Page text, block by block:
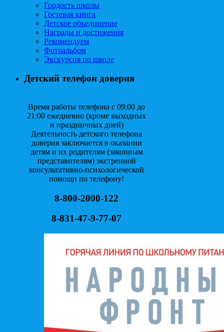
Гордость школы
Гостевая книга
Детское объединение
Награды и достижения
Рекомендуем
Фотоальбом
Экскурсия по школе
Детский телефон доверия
Время работы телефона с 09:00 до
21:00 ежедневно (кроме выходных
и праздничных дней)
Деятельность детского телефона
доверия заключается в оказании
детям и их родителям (законным
представителям) экстренной
консультативно-психологической
помощи по телефону!
8-800-2000-122
8-831-47-9-77-07